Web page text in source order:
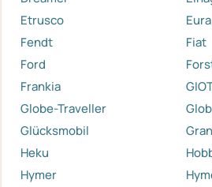
Etrusco
Fendt
Fiat
Ford
Frankia
Globe-Traveller
Glücksmobil
Heku
Hymer